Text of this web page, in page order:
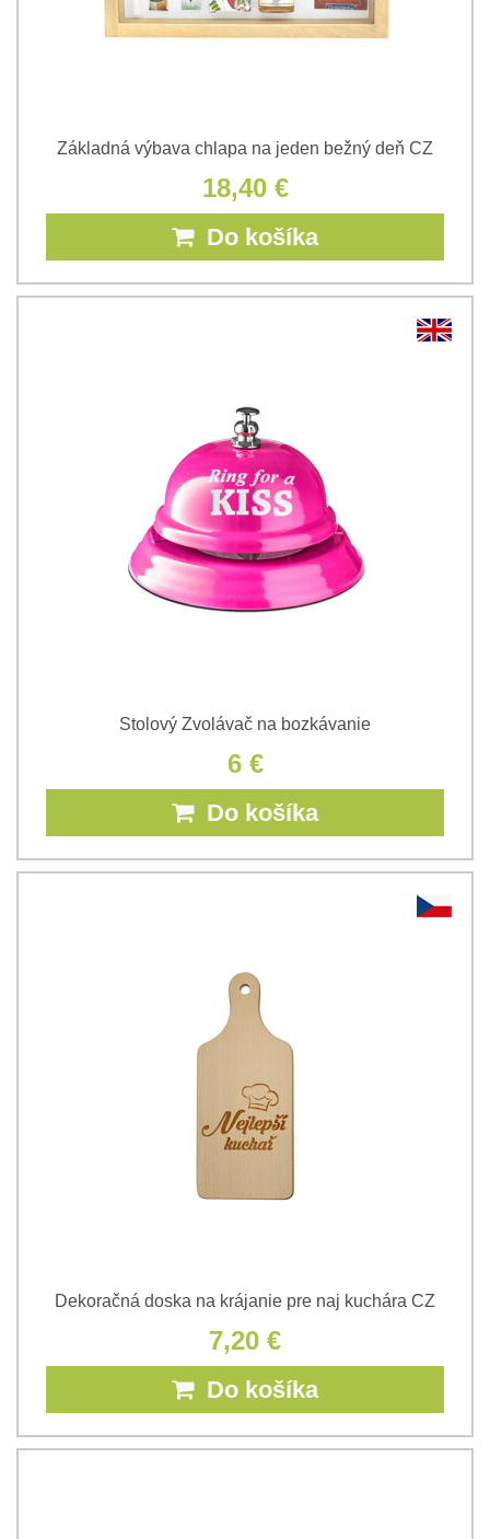
Základná výbava chlapa na jeden bežný deň CZ
18,40 €
Do košíka
Stolový Zvolávač na bozkávanie
6 €
Do košíka
Dekoračná doska na krájanie pre naj kuchára CZ
7,20 €
Do košíka